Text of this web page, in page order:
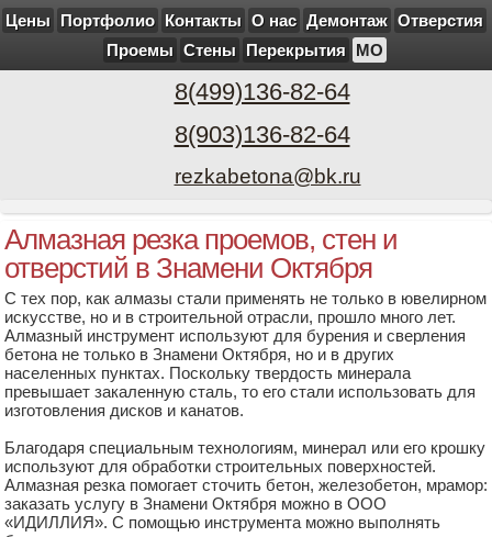
Цены Портфолио Контакты О нас Демонтаж Отверстия
Проемы Стены Перекрытия МО
8(499)136-82-64
8(903)136-82-64
rezkabetona@bk.ru
Алмазная резка проемов, стен и
отверстий в Знамени Октября
С тех пор, как алмазы стали применять не только в ювелирном
искусстве, но и в строительной отрасли, прошло много лет.
Алмазный инструмент используют для бурения и сверления
бетона не только в Знамени Октября, но и в других
населенных пунктах. Поскольку твердость минерала
превышает закаленную сталь, то его стали использовать для
изготовления дисков и канатов.
Благодаря специальным технологиям, минерал или его крошку
используют для обработки строительных поверхностей.
Алмазная резка помогает сточить бетон, железобетон, мрамор:
заказать услугу в Знамени Октября можно в ООО
«ИДИЛЛИЯ». С помощью инструмента можно выполнять